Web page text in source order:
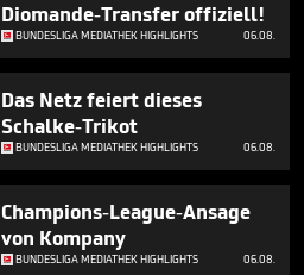
Diomande-Transfer offiziell!
BUNDESLIGA MEDIATHEK HIGHLIGHTS 06.08.
Das Netz feiert dieses
Schalke-Trikot
BUNDESLIGA MEDIATHEK HIGHLIGHTS 06.08.
Champions-League-Ansage
von Kompany
BUNDESLIGA MEDIATHEK HIGHLIGHTS 06.08.